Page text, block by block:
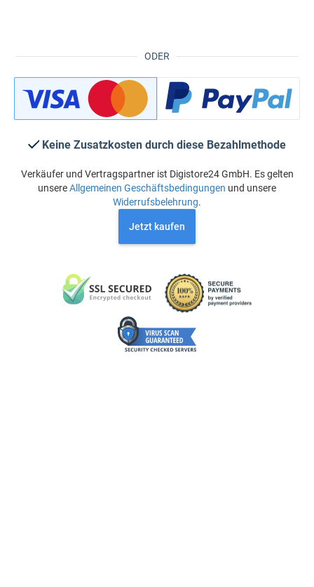
ODER
Keine Zusatzkosten durch diese Bezahlmethode
Verkäufer und Vertragspartner ist Digistore24 GmbH. Es gelten
unsereAllgemeinen Geschäftsbedingungen und unsere
Widerrufsbelehrung.
Jetzt kaufen